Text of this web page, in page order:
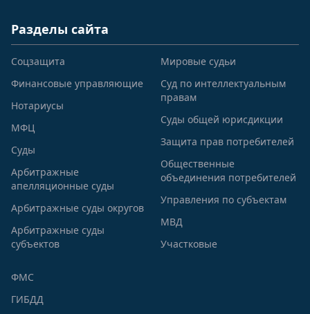
Разделы сайта
Соцзащита
Финансовые управляющие
Нотариусы
МФЦ
Суды
Арбитражные
апелляционные суды
Арбитражные суды округов
Арбитражные суды
субъектов
Мировые судьи
Суд по интеллектуальным
правам
Суды общей юрисдикции
Защита прав потребителей
Общественные
объединения потребителей
Управления по субъектам
МВД
Участковые
ФМС
ГИБДД